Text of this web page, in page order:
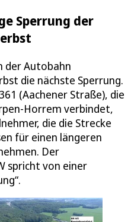
Sperrung der
der Autobahn
die nächste Sperrung.
(Aachener Straße), die
Horrem verbindet,
die die Strecke
für einen längeren
Der
spricht von einer